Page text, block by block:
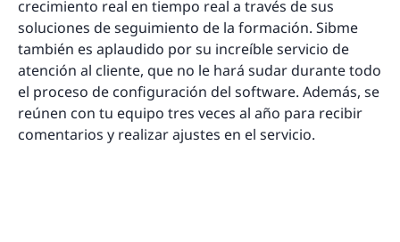
crecimiento real en tiempo real a través de sus
soluciones de seguimiento de la formación. Sibme
también es aplaudido por su increíble servicio de
atención al cliente, que no le hará sudar durante todo
el proceso de configuración del software. Además, se
reúnen con tu equipo tres veces al año para recibir
comentarios y realizar ajustes en el servicio.